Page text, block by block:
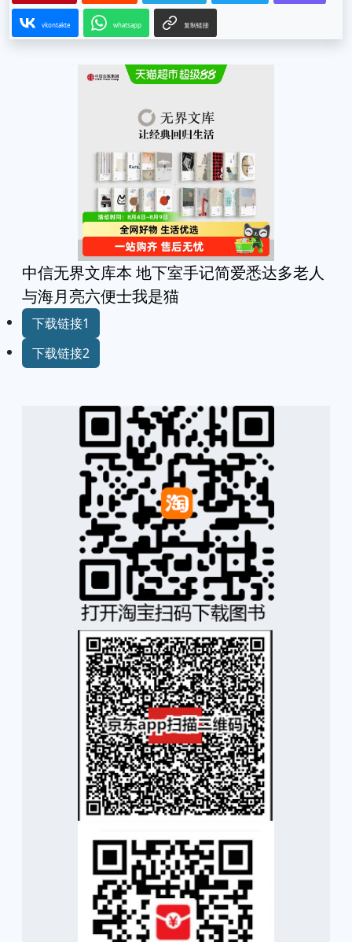
vkontakte whatsapp 复制链接
中信无界文库本 地下室手记简爱悉达多老人
与海月亮六便士我是猫
下载链接1
下载链接2